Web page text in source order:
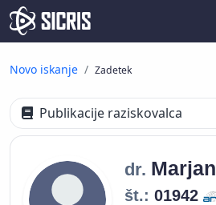
Novo iskanje Zadetek
Publikacije raziskovalca
dr. Marjan
št.: 01942